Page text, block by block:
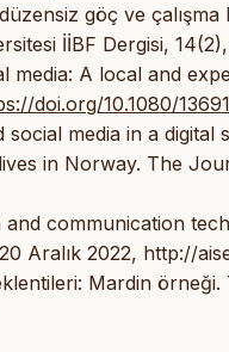
göç ve
İİBF Dergisi,
media: A local and
doi.org/10.1080/
media in a
in Norway. The
communication
Aralık 2022, http://
Mardin